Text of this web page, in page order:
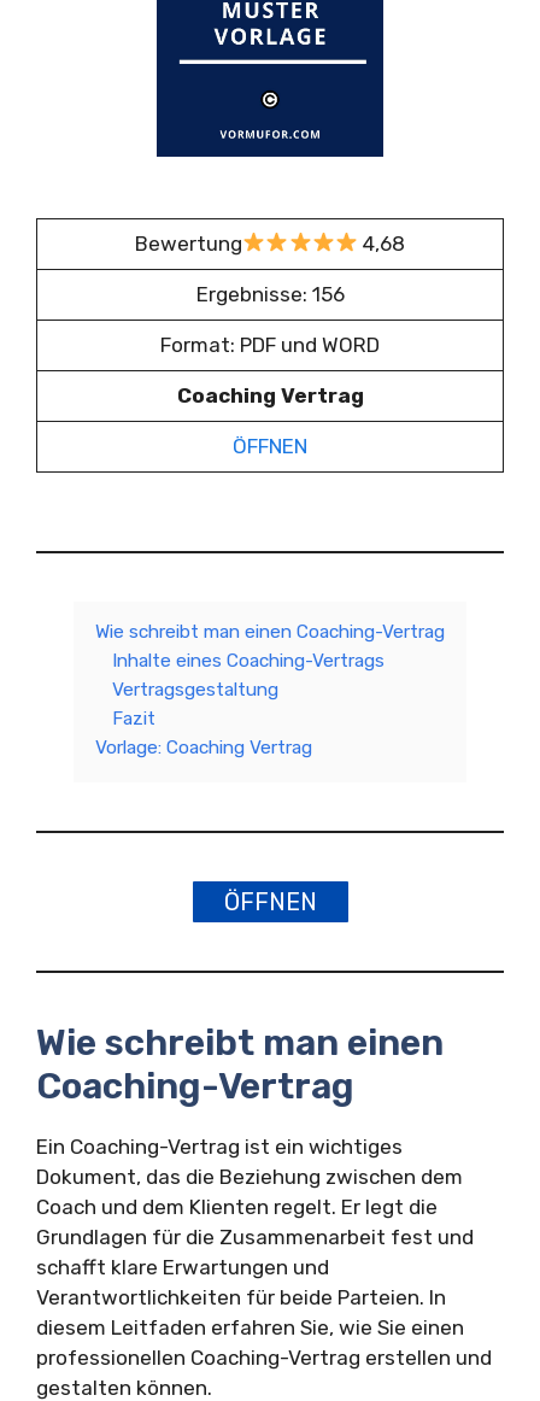
Bewertung 4,68
Ergebnisse: 156
Format: PDF und WORD
Coaching Vertrag
ÖFFNEN
Wie schreibt man einen Coaching-Vertrag
Inhalte eines Coaching-Vertrags
Vertragsgestaltung
Fazit
Vorlage: Coaching Vertrag
ÖFFNEN
Wie schreibt man einen
Coaching-Vertrag
Ein Coaching-Vertrag ist ein wichtiges
Dokument, das die Beziehung zwischen dem
Coach und dem Klienten regelt. Er legt die
Grundlagen für die Zusammenarbeit fest und
schafft klare Erwartungen und
Verantwortlichkeiten für beide Parteien. In
diesem Leitfaden erfahren Sie, wie Sie einen
professionellen Coaching-Vertrag erstellen und
gestalten können.